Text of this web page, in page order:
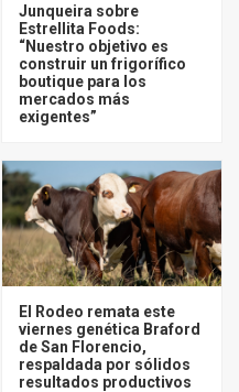
Junqueira sobre
Estrellita Foods:
“Nuestro objetivo es
construir un frigorífico
boutique para los
mercados más
exigentes”
El Rodeo remata este
viernes genética Braford
de San Florencio,
respaldada por sólidos
resultados productivos